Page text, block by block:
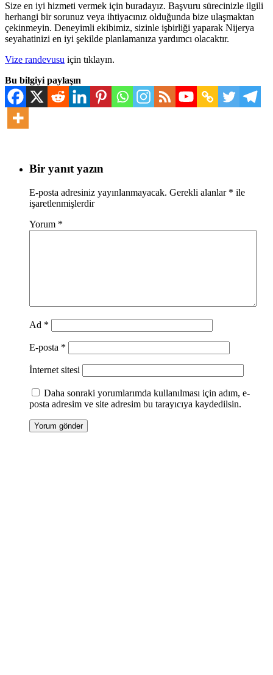
Size en iyi hizmeti vermek için buradayız. Başvuru sürecinizle ilgili
herhangi bir sorunuz veya ihtiyacınız olduğunda bize ulaşmaktan
çekinmeyin. Deneyimli ekibimiz, sizinle işbirliği yaparak Nijerya
seyahatinizi en iyi şekilde planlamanıza yardımcı olacaktır.
Vize randevusu için tıklayın.
Bu bilgiyi paylaşın
Bir yanıt yazın
E-posta adresiniz yayınlanmayacak. Gerekli alanlar * ile
işaretlenmişlerdir
Yorum *
Ad *
E-posta *
İnternet sitesi
Daha sonraki yorumlarımda kullanılması için adım, e-
posta adresim ve site adresim bu tarayıcıya kaydedilsin.